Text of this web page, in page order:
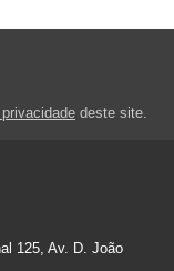
deste site.
125, Av. D. João